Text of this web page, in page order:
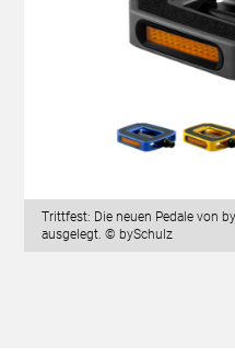
Trittfest: Die neuen Pedale von
ausgelegt. © bySchulz